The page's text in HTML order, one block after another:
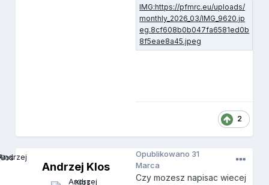
2
Andrzej Klos
Opublikowano 31
Marca
Czy mozesz napisac wiecej